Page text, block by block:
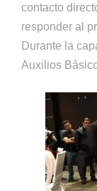
contacto
responder al
Durante la
Auxilios